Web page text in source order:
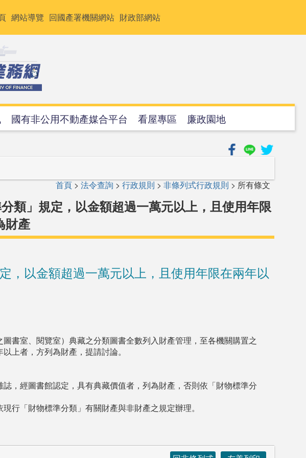
網站導覽 回國產署機關網站 財政部網站
國有非公用不動產媒合平台 看屋專區 廉政園地
首頁 > 法令查詢 > 行政規則 > 非條列式行政規則 > 所有條文
類」規定，以金額超過一萬元以上，且使用年限
財產
，以金額超過一萬元以上，且使用年限在兩年以
書室、閱覽室）典藏之分類圖書全數列入財產管理，至各機關購置之
上者，方列為財產，提請討論。
，經圖書館認定，具有典藏價值者，列為財產，否則依「財物標準分
行「財物標準分類」有關財產與非財產之規定辦理。